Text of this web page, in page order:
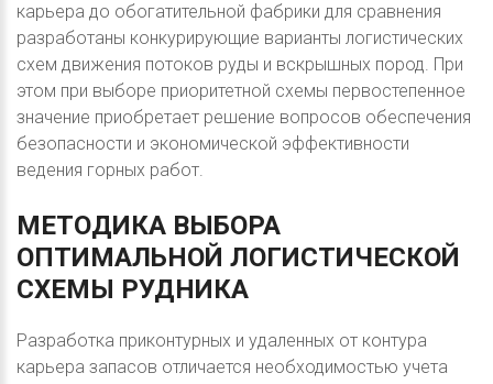
карьера до обогатительной фабрики для сравнения
разработаны конкурирующие варианты логистических
схем движения потоков руды и вскрышных пород. При
этом при выборе приоритетной схемы первостепенное
значение приобретает решение вопросов обеспечения
безопасности и экономической эффективности
ведения горных работ.
МЕТОДИКА ВЫБОРА
ОПТИМАЛЬНОЙ ЛОГИСТИЧЕСКОЙ
СХЕМЫ РУДНИКА
Разработка приконтурных и удаленных от контура
карьера запасов отличается необходимостью учета